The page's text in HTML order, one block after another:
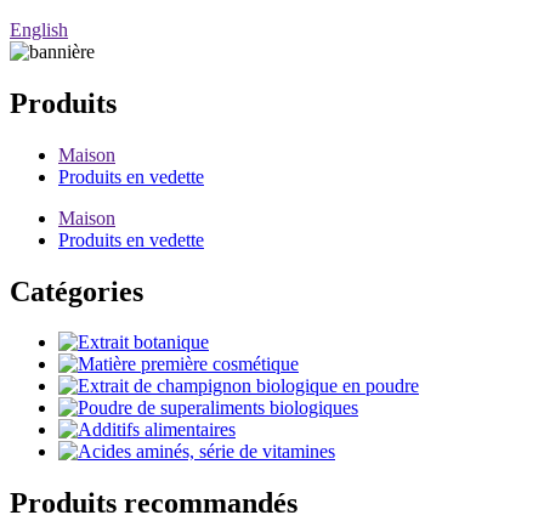
English
Produits
Maison
Produits en vedette
Maison
Produits en vedette
Catégories
Produits recommandés